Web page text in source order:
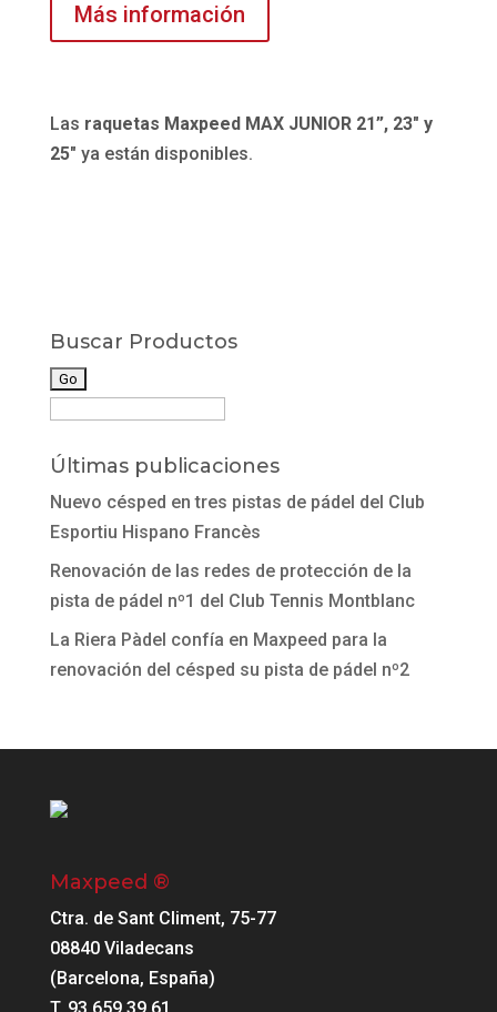
Más información
Las raquetas Maxpeed MAX JUNIOR 21”, 23″ y
25″ ya están disponibles.
Buscar Productos
Últimas publicaciones
Nuevo césped en tres pistas de pádel del Club
Esportiu Hispano Francès
Renovación de las redes de protección de la
pista de pádel nº1 del Club Tennis Montblanc
La Riera Pàdel confía en Maxpeed para la
renovación del césped su pista de pádel nº2
Maxpeed ®
Ctra. de Sant Climent, 75-77
08840 Viladecans
(Barcelona, España)